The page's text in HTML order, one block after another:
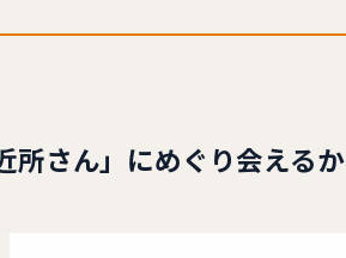
所さん」にめぐり会える